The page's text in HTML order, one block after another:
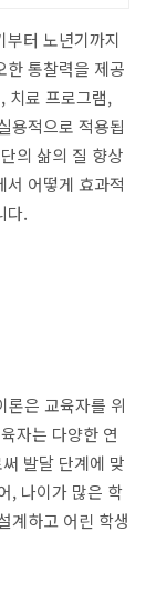
터 노년기까지
한 통찰력을 제공
치료 프로그램,
용적으로 적용됩
의 삶의 질 향상
어떻게 효과적
다.
은 교육자를 위
자는 다양한 연
발달 단계에 맞
, 나이가 많은 학
계하고 어린 학생